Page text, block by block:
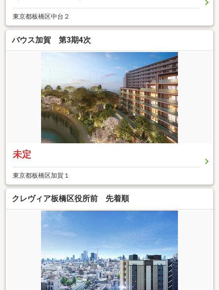
東京都板橋区中台２
バウス加賀 第3期4次
未定
東京都板橋区加賀１
クレヴィア板橋区役所前 先着順